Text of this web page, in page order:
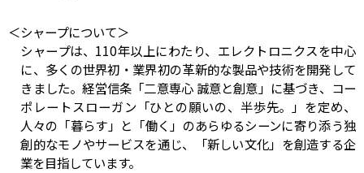
＜シャープについて＞
シャープは、110年以上にわたり、エレクトロニクスを中心
に、多くの世界初・業界初の革新的な製品や技術を開発して
きました。経営信条「二意専心 誠意と創意」に基づき、コー
ポレートスローガン「ひとの願いの、半歩先。」を定め、
人々の「暮らす」と「働く」のあらゆるシーンに寄り添う独
創的なモノやサービスを通じ、「新しい文化」を創造する企
業を目指しています。